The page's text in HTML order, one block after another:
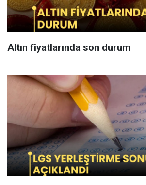
Altın fiyatlarında son durum